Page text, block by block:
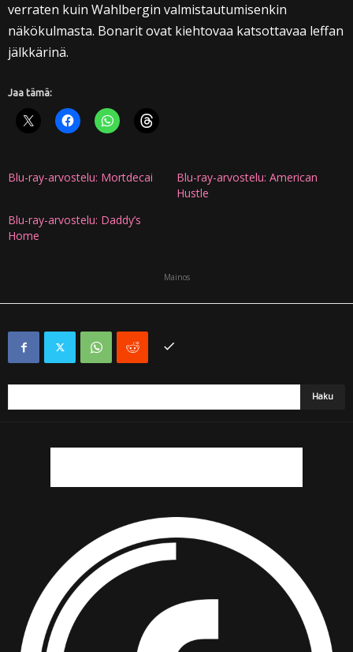
verraten kuin Wahlbergin valmistautumisenkin
näkökulmasta. Bonarit ovat kiehtovaa katsottavaa leffan
jälkkärinä.
Jaa tämä:
Blu-ray-arvostelu: Mortdecai
Blu-ray-arvostelu: American
Hustle
Blu-ray-arvostelu: Daddy’s
Home
Mainos